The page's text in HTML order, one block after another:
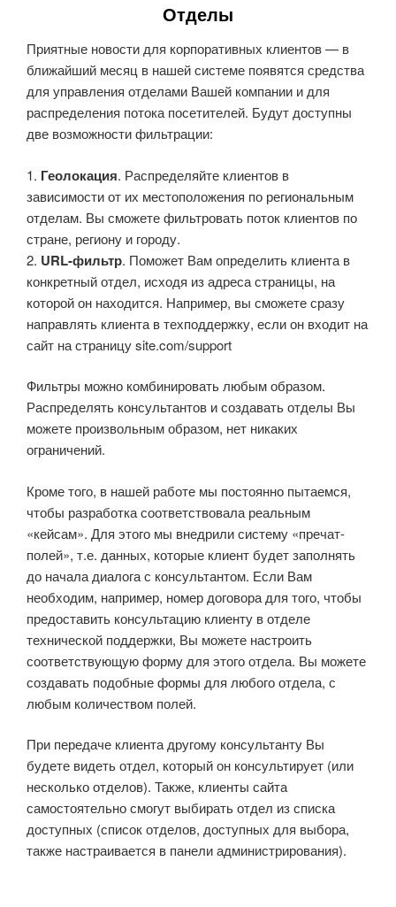
Отделы
Приятные новости для корпоративных клиентов — в
ближайший месяц в нашей системе появятся средства
для управления отделами Вашей компании и для
распределения потока посетителей. Будут доступны
две возможности фильтрации:
1. Геолокация. Распределяйте клиентов в
зависимости от их местоположения по региональным
отделам. Вы сможете фильтровать поток клиентов по
стране, региону и городу.
2. URL-фильтр. Поможет Вам определить клиента в
конкретный отдел, исходя из адреса страницы, на
которой он находится. Например, вы сможете сразу
направлять клиента в техподдержку, если он входит на
сайт на страницу site.com/support
Фильтры можно комбинировать любым образом.
Распределять консультантов и создавать отделы Вы
можете произвольным образом, нет никаких
ограничений.
Кроме того, в нашей работе мы постоянно пытаемся,
чтобы разработка соответствовала реальным
«кейсам». Для этого мы внедрили систему «пречат-
полей», т.е. данных, которые клиент будет заполнять
до начала диалога с консультантом. Если Вам
необходим, например, номер договора для того, чтобы
предоставить консультацию клиенту в отделе
технической поддержки, Вы можете настроить
соответствующую форму для этого отдела. Вы можете
создавать подобные формы для любого отдела, с
любым количеством полей.
При передаче клиента другому консультанту Вы
будете видеть отдел, который он консультирует (или
несколько отделов). Также, клиенты сайта
самостоятельно смогут выбирать отдел из списка
доступных (список отделов, доступных для выбора,
также настраивается в панели администрирования).